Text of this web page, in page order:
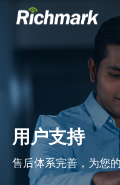
用户支持
售后体系完善，为您